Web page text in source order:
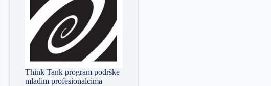
Think Tank program podrške
mladim profesionalcima